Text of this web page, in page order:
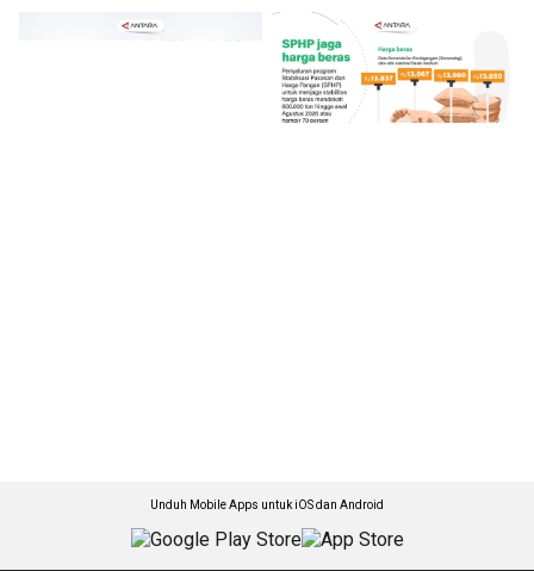
Unduh Mobile Apps untuk iOS dan Android